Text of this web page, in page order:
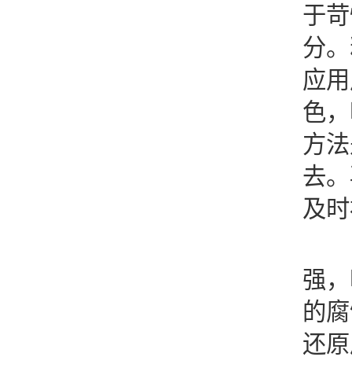
于
分
应
色
方
去
及
强
的
还